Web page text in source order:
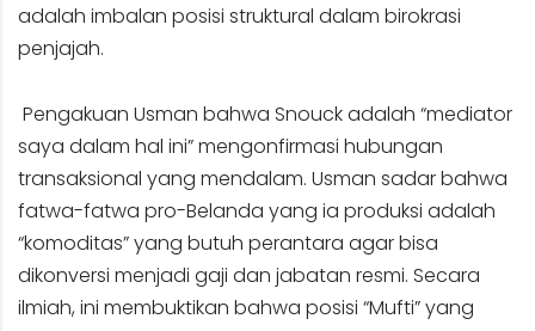
adalah imbalan posisi struktural dalam birokrasi
penjajah.
Pengakuan Usman bahwa Snouck adalah “mediator
saya dalam hal ini” mengonfirmasi hubungan
transaksional yang mendalam. Usman sadar bahwa
fatwa-fatwa pro-Belanda yang ia produksi adalah
“komoditas” yang butuh perantara agar bisa
dikonversi menjadi gaji dan jabatan resmi. Secara
ilmiah, ini membuktikan bahwa posisi “Mufti” yang